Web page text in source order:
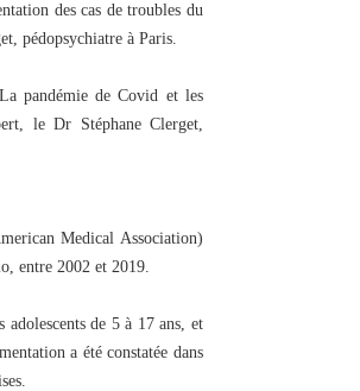
des cas de troubles du
pédopsychiatre à Paris.
pandémie de Covid et les
le Dr Stéphane Clerget,
Medical Association)
entre 2002 et 2019.
adolescents de 5 à 17 ans, et
a été constatée dans